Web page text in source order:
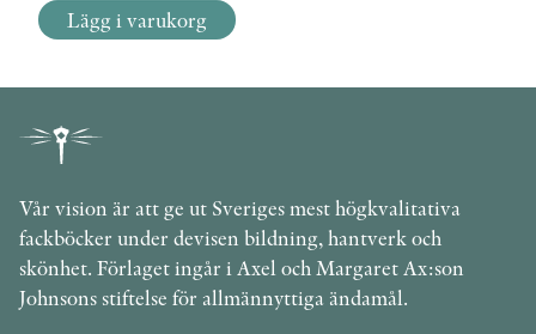
Lägg i varukorg
Vår vision är att ge ut Sveriges mest högkvalitativa
fackböcker under devisen bildning, hantverk och
skönhet. Förlaget ingår i Axel och Margaret Ax:son
Johnsons stiftelse för allmännyttiga ändamål.